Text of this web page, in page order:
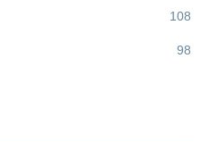
108
98